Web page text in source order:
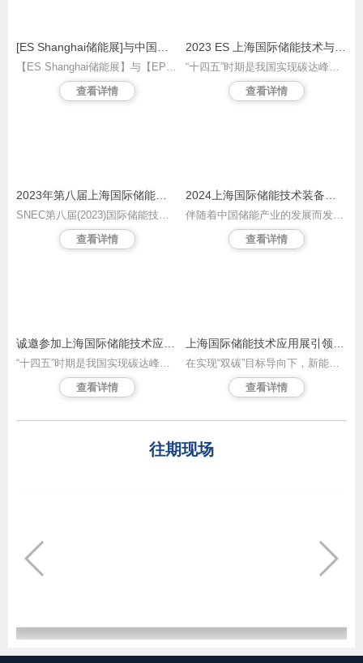
【ES Shanghai储能展】与【EP 国际电力电工展】、 【CDCE 国际数据中心展】、【IBG智能建筑暨节能技术展】同期举办,四展联动,资源共享,即将于 2023年11月15日至17日于上海新国际博览中心(N1-N5)隆重举行,面积扩大至60,000平方米,汇聚1,300家中外知名展商品牌,为观众呈现一场不容错过的视听盛宴。届时,中国电池工业协会储能分会同期将举办论坛“新型储能(上海)绿色生态发展论坛”,同时携会员单位现场隆重亮相。
查看详情
“十四五”时期是我国实现碳达峰目标的关键期和窗口期，也是新型储能发展的重要战略机遇期。为助力新型储能的发展与应用，由中国电力企业联合会及国家电网联手打造、雅式展览承办的 上海国际储能技术应用展览会（以下简称ES Shanghai储能展） 将于2023年11月15至17日于上海新国际博览中心隆重举办。
查看详情
SNEC第八届(2023)国际储能技术和装备及应用(上海)大会暨展览会同期举办SNEC第八届(2023)国际储能论坛研讨会议,据国家能源局发布，截至2022年底，全国已投运新型储能项目装机规模达8.7GW，平均储能时长约2.1小时，比2021年底增长110%以上。储能领跑者联盟统计，2022年全球电力储能（新型）装机量为21.33GW/43.94GWh，中国电力储能（新型）装机量为7.16GW/15.94GWh。 SNEC第八届上海储能两会，目前报名的参展企业中，
查看详情
伴随着中国储能产业的发展而发展，致力于搭建务实高效的全球储能合作网络，帮助储能行业对接市场与资本，推动储能商业化的市场和产业机制的建立，促进储能产业健康发展。ESTF2024上海国际储能技术及应用博览会作为我国储能产业发展重要的交流合作平台，在推动和宣传先进储能产品、科研成果转化与技术交流、政策与市场体系搭建、推动我国储能产业化、市场化、国际化等方面发挥着积极的促进作用。
查看详情
“十四五”时期是我国实现碳达峰目标的关键期和窗口期，也是新型储能发展的重要战略机遇期。为助力新型储能的发展与应用，由中国电力企业联合会及国家电网联手打造、雅式展览承办的「上海国际储能技术应用展览会（以下简称ES Shanghai储能展）」将于2023年11月15至17日于上海新国际博览中心隆重举办。
查看详情
在实现“双碳”目标导向下，新能源在整个能源体系中的比重快速增加，储能作为这场能源革命的关键支撑技术，将迎来爆发式增长。「上海国际电力电工展」(EP 电力展)深耕细作三十年，累积丰富的发电侧电网侧资源，为配合市场高速发展及借助平台优势引领电力产业的升级和转型，由中国电力企业联合会和国家电网携手合作，香港雅式展览服务有限公司承办的「上海国际储能技术应用展览会」(以下簡稱ES储能展)即将在2023年11月15日至17日于上海新国际博览中心盛大开幕，汇聚产业发展的全要素，搭建平台助力拓展产业间的合作领域、推动新型储能技术，为“双碳”目标方面迈出坚实步伐。
查看详情
往期现场